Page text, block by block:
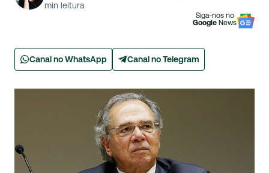
min leitura
Siga-nos no
Google News
Canal no WhatsApp Canal no Telegram